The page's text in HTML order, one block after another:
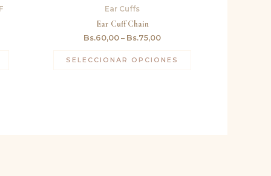
Ear Cuffs
Ear Cuff Chain
Bs.60,00 – Bs.75,00
SELECCIONAR OPCIONES